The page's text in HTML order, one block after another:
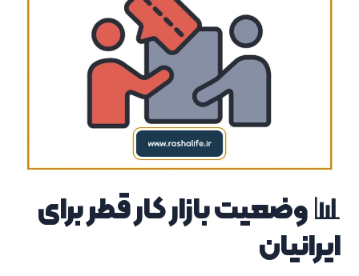
📊 وضعیت بازار کار قطر برای
ایرانیان